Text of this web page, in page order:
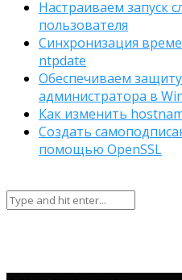
Настраиваем запуск
пользователя
Синхронизация
ntpdate
Обеспечиваем
администратора в
Как изменить
Создать
помощью OpenSSL